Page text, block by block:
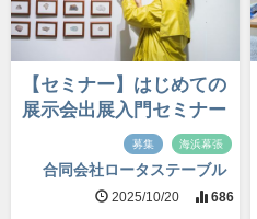
【セミナー】はじめての
展示会出展入門セミナー
募集 海浜幕張
合同会社ロータステーブル
2025/10/20 686